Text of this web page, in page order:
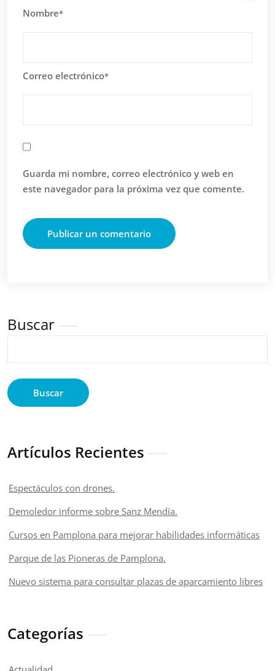
Nombre*
Correo electrónico*
Guarda mi nombre, correo electrónico y web en
este navegador para la próxima vez que comente.
Buscar
Buscar
Artículos Recientes
Espectáculos con drones.
Demoledor informe sobre Sanz Mendía.
Cursos en Pamplona para mejorar habilidades informáticas
Parque de las Pioneras de Pamplona.
Nuevo sistema para consultar plazas de aparcamiento libres
Categorías